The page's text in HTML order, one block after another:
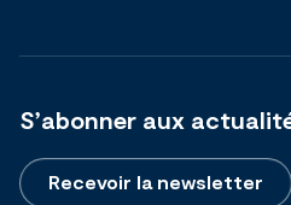
S’abonner aux
Recevoir la newsletter